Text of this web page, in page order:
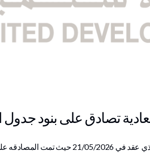
تصادق على بنود جدول
على الآتي